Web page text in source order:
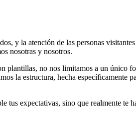
y la atención de las personas
nosotras y nosotros.
plantillas, no nos limitamos a un único
la estructura, hecha específicamente
expectativas, sino que realmente te